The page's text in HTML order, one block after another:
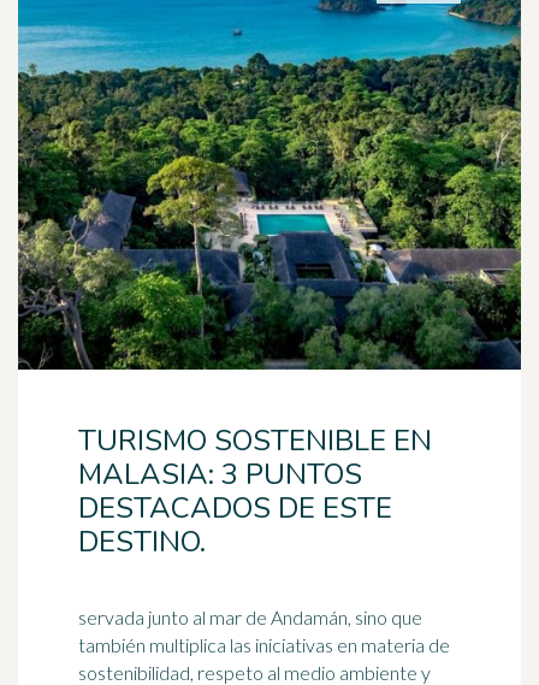
TURISMO SOSTENIBLE EN
MALASIA: 3 PUNTOS
DESTACADOS DE ESTE
DESTINO.
servada junto al mar de Andamán, sino que
también multiplica las iniciativas en materia de
sostenibilidad, respeto al medio ambiente y